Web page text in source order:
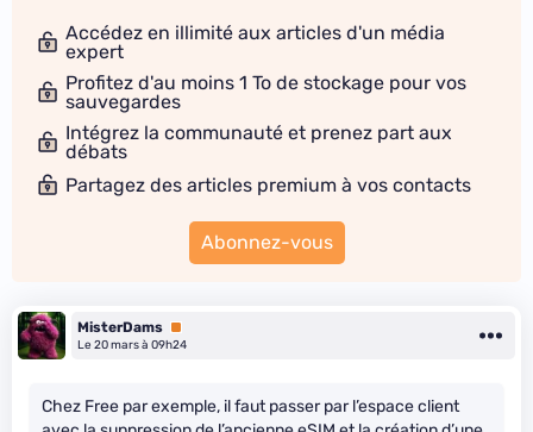
Accédez en illimité aux articles d'un média
expert
Profitez d'au moins 1 To de stockage pour vos
sauvegardes
Intégrez la communauté et prenez part aux
débats
Partagez des articles premium à vos contacts
Abonnez-vous
MisterDams Premium
Le 20 mars à 09h24
Chez Free par exemple, il faut passer par l’espace client